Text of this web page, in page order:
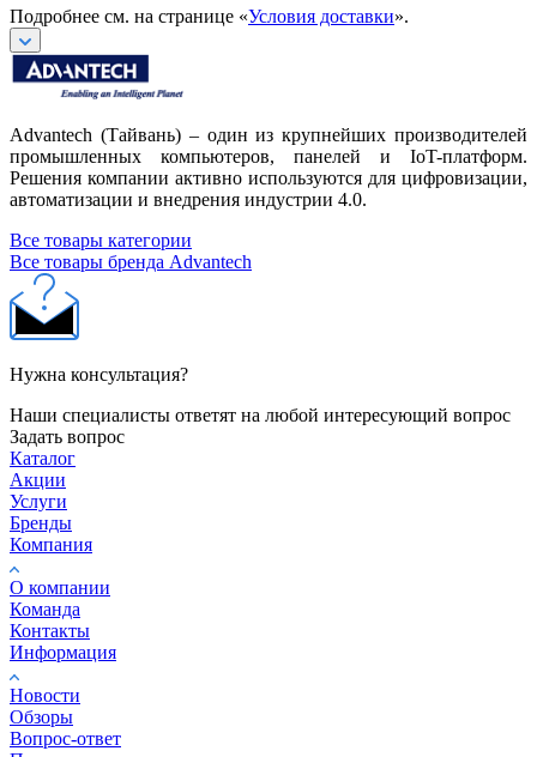
Подробнее см. на странице «Условия доставки».
Advantech (Тайвань) – один из крупнейших производителей
промышленных компьютеров, панелей и IoT-платформ.
Решения компании активно используются для цифровизации,
автоматизации и внедрения индустрии 4.0.
Все товары категории
Все товары бренда Advantech
Нужна консультация?
Наши специалисты ответят на любой интересующий вопрос
Задать вопрос
Каталог
Акции
Услуги
Бренды
Компания
О компании
Команда
Контакты
Информация
Новости
Обзоры
Вопрос-ответ